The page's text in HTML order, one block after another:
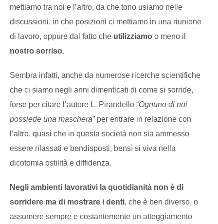
mettiamo tra noi e l’altro, da che tono usiamo nelle
discussioni, in che posizioni ci mettiamo in una riunione
di lavoro, oppure dal fatto che utilizziamo o meno il
nostro sorriso.
Sembra infatti, anche da numerose ricerche scientifiche
che ci siamo negli anni dimenticati di come si sorride,
forse per citare l’autore L. Pirandello “Ognuno di noi
possiede una maschera” per entrare in relazione con
l’altro, quasi che in questa società non sia ammesso
essere rilassati e bendisposti, bensì si viva nella
dicotomia ostilità e diffidenza.
Negli ambienti lavorativi la quotidianità non è di
sorridere ma di mostrare i denti, che è ben diverso, o
assumere sempre e costantemente un atteggiamento